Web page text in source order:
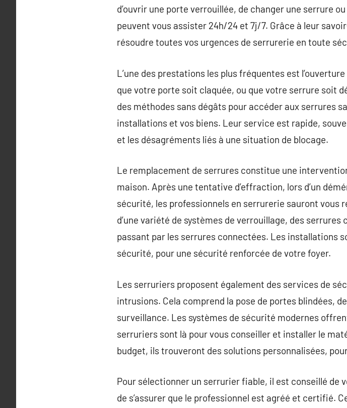
d’ouvrir une porte verrouillée, de changer une serrure
peuvent vous assister 24h/24 et 7j/7. Grâce à leur
résoudre toutes vos urgences de serrurerie en toute
L’une des prestations les plus fréquentes est
que votre porte soit claquée, ou que votre serrure soit
des méthodes sans dégâts pour accéder aux serrures
installations et vos biens. Leur service est rapide,
et les désagréments liés à une situation de blocage.
Le remplacement de serrures constitue une
maison. Après une tentative d’effraction, lors d’un
sécurité, les professionnels en serrurerie sauront vous
d’une variété de systèmes de verrouillage, des
passant par les serrures connectées. Les installations
sécurité, pour une sécurité renforcée de votre foyer.
Les serruriers proposent également des services de
intrusions. Cela comprend la pose de portes blindées,
surveillance. Les systèmes de sécurité modernes
serruriers sont là pour vous conseiller et installer le
budget, ils trouveront des solutions personnalisées,
Pour sélectionner un serrurier fiable, il est conseillé de
de s’assurer que le professionnel est agréé et certifié.